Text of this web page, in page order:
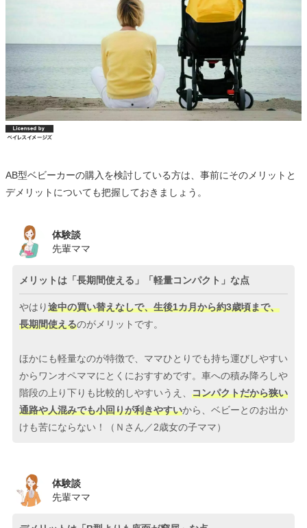
AB型ベビーカーの購入を検討している方は、事前にそのメリットと
デメリットについても把握しておきましょう。
体験談
先輩ママ
メリットは「長期間使える」「軽量コンパクト」な点
やはり途中の買い替えなしで、生後1カ月から約3歳頃まで、
長期間使えるのがメリットです。
ほかにも軽量なのが特徴で、ママひとりでも持ち運びしやすい
からワンオペママにとくにおすすめです。車への積み降ろしや
階段の上り下りも比較的しやすいうえ、 コンパクトだから狭い
通路や人混みでも小回りが利きやすいから、ベビーとのお出か
けも苦にならない！（Ｎさん／2歳女の子ママ）
体験談
先輩ママ